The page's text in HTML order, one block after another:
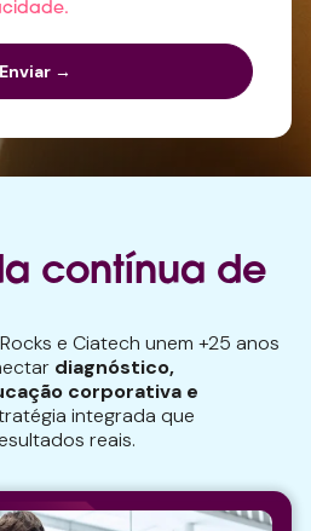
contínua de
e Ciatech unem +25 anos
diagnóstico,
corporativa e
integrada que
reais.